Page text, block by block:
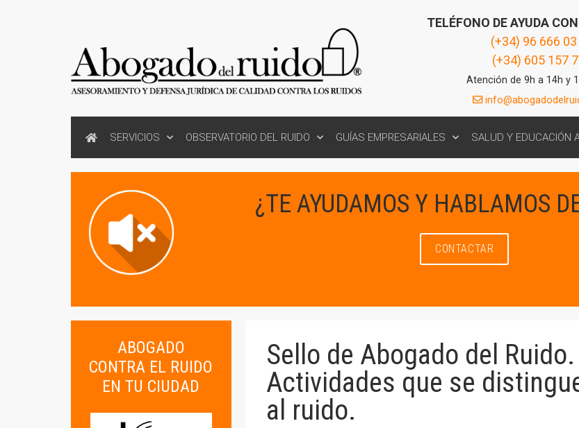
TELÉFONO DE AYUDA
(+34) 96 666 03
(+34) 605 157
Atención de 9h a 14h y
SERVICIOS OBSERVATORIO DEL RUIDO GUÍAS EMPRESARIALES SALUD Y EDUCACIÓN
¿TE AYUDAMOS Y HABLAMOS
CONTACTAR
ABOGADO
CONTRA EL RUIDO
EN TU CIUDAD
Sello de Abogado del Ruido.
Actividades que se
al ruido.